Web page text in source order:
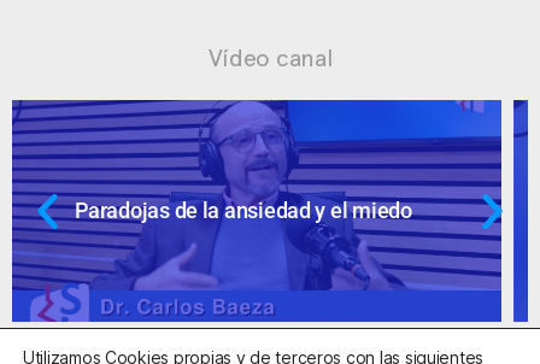
Vídeo canal
Ansiedad: supuestos cuestionables
Utilizamos Cookies propias y de terceros con las siguientes